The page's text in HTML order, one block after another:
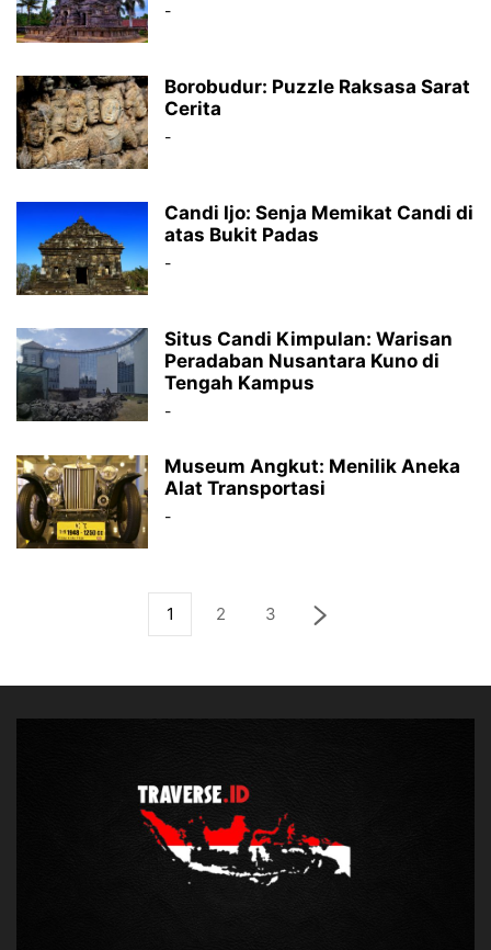
-
Borobudur: Puzzle Raksasa Sarat
Cerita
-
Candi Ijo: Senja Memikat Candi di
atas Bukit Padas
-
Situs Candi Kimpulan: Warisan
Peradaban Nusantara Kuno di
Tengah Kampus
-
Museum Angkut: Menilik Aneka
Alat Transportasi
-
1 2 3